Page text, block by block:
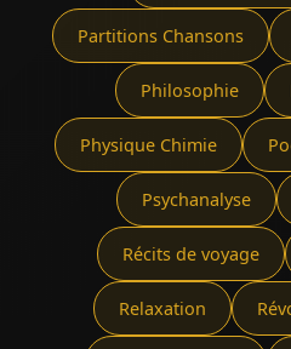
Partitions Chansons
Philosophie
Physique Chimie
Psychanalyse
Récits de voyage
Relaxation